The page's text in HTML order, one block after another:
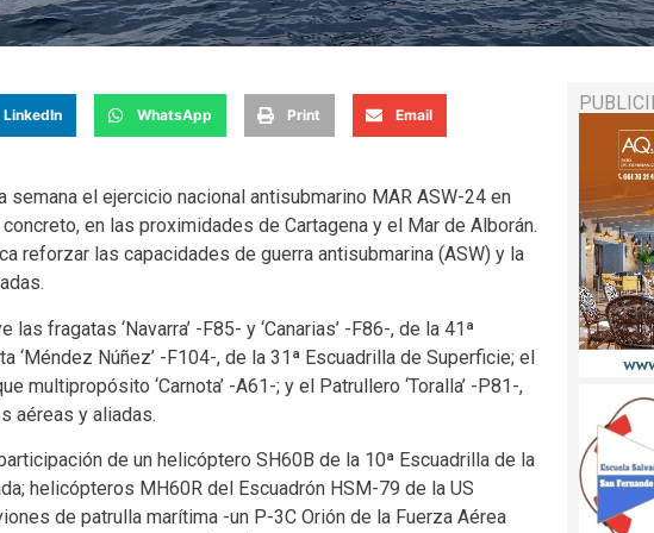
LinkedIn WhatsApp Print Email
semana el ejercicio nacional antisubmarino MAR ASW-24 en
en las proximidades de Cartagena y el Mar de Alborán.
reforzar las capacidades de guerra antisubmarina (ASW) y la
fragatas ‘Navarra’ -F85- y ‘Canarias’ -F86-, de la 41ª
‘Méndez Núñez’ -F104-, de la 31ª Escuadrilla de Superficie; el
multipropósito ‘Carnota’ -A61-; y el Patrullero ‘Toralla’ -P81-,
aéreas y aliadas.
de un helicóptero SH60B de la 10ª Escuadrilla de la
helicópteros MH60R del Escuadrón HSM-79 de la US
de patrulla marítima -un P-3C Orión de la Fuerza Aérea